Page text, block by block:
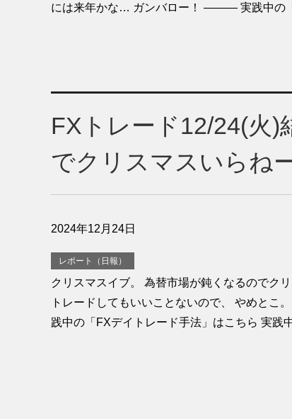
には来年かな… ガンバロー！ ——— 実践中の
FXトレード12/24(火)
でクリスマスいらね
2024年12月24日
レポート（日報）
クリスマスイブ。 為替市場が鈍くなるのでク
トレードしてもいいことないので、 やめと
践中の「FXデイトレード手法」はこちら 実践